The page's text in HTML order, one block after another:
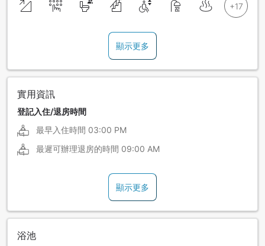
顯示更多
實用資訊
登記入住/退房時間
最早入住時間 03:00 PM
最遲可辦理退房的時間 09:00 AM
顯示更多
浴池